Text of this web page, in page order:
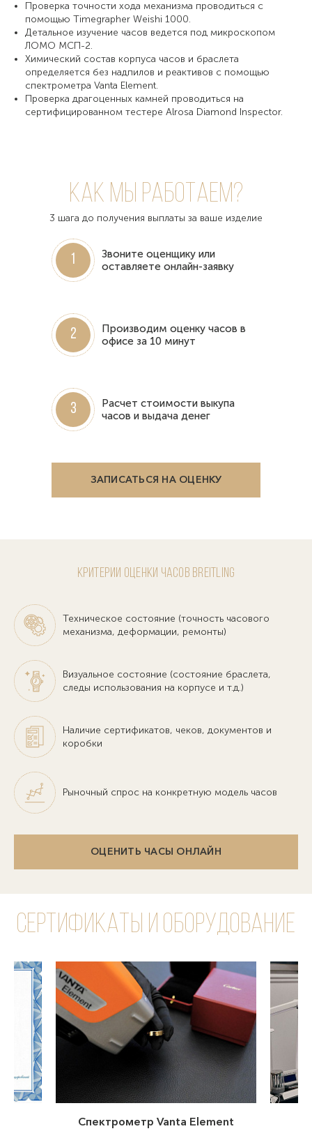
Проверка точности хода механизма проводиться с
помощью Timegrapher Weishi 1000.
Детальное изучение часов ведется под микроскопом
ЛОМО МСП-2.
Химический состав корпуса часов и браслета
определяется без надпилов и реактивов с помощью
спектрометра Vanta Element.
Проверка драгоценных камней проводиться на
сертифицированном тестере Alrosa Diamond Inspector.
Как мы работаем?
3 шага до получения выплаты за ваше изделие
1
Звоните оценщику или
оставляете онлайн-заявку
2
Производим оценку часов в
офисе за 10 минут
3
Расчет стоимости выкупа
часов и выдача денег
ЗАПИСАТЬСЯ НА ОЦЕНКУ
Критерии оценки часов Breitling
Техническое состояние (точность часового
механизма, деформации, ремонты)
Визуальное состояние (состояние браслета,
следы использования на корпусе и т.д.)
Наличие сертификатов, чеков, документов и
коробки
Рыночный спрос на конкретную модель часов
ОЦЕНИТЬ ЧАСЫ ОНЛАЙН
Сертификаты и оборудование
Спектрометр Vanta Element